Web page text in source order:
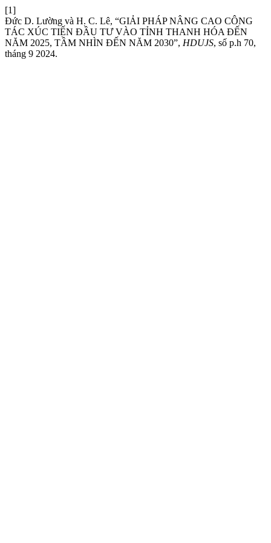
[1]
Đức D. Lường và H. C. Lê, “GIẢI PHÁP NÂNG CAO CÔNG
TÁC XÚC TIẾN ĐẦU TƯ VÀO TỈNH THANH HÓA ĐẾN
NĂM 2025, TẦM NHÌN ĐẾN NĂM 2030”, HDUJS, số p.h 70,
tháng 9 2024.